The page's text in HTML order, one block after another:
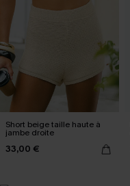
Short beige taille haute à
jambe droite
33,00 €